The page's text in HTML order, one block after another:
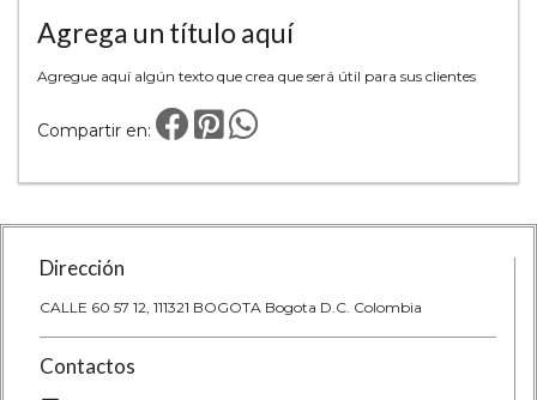
Agrega un título aquí
Agregue aquí algún texto que crea que será útil para sus clientes
Compartir en:
Dirección
CALLE 60 57 12, 111321 BOGOTA Bogota D.C. Colombia
Contactos